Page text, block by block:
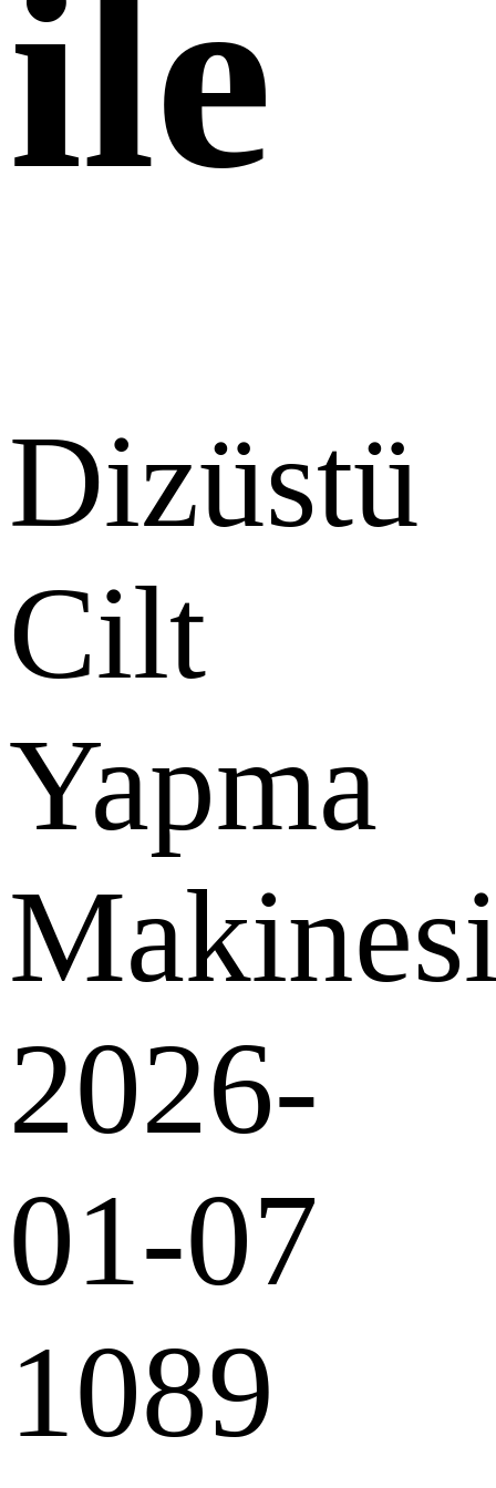
ile
Dizüstü
Cilt
Yapma
2026-
01-07
1089